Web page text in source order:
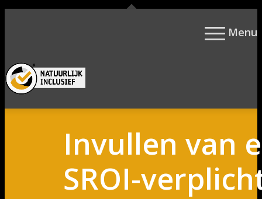
Menu
Invullen van
SROI-